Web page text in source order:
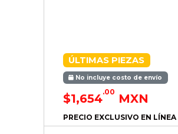
ÚLTIMAS PIEZAS
No incluye costo de envío
$1,654.00 MXN
PRECIO EXCLUSIVO EN LÍNEA